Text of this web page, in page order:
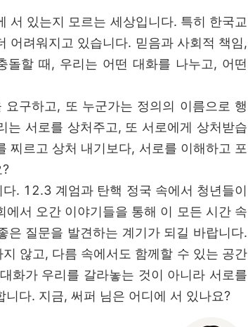
서 있는지 모르는 세상입니다. 특히 한국교
어려워지고 있습니다. 믿음과 사회적 책임,
돌할 때, 우리는 어떤 대화를 나누고, 어떤
구하고, 또 누군가는 정의의 이름으로 행
는 서로를 상처주고, 또 서로에게 상처받습
찌르고 상처 내기보다, 서로를 이해하고 포
. 12.3 계엄과 탄핵 정국 속에서 청년들이
서 오간 이야기들을 통해 이 모든 시간 속
은 질문을 발견하는 계기가 되길 바랍니다.
않고, 다름 속에서도 함께할 수 있는 공간
화가 우리를 갈라놓는 것이 아니라 서로를
다. 지금, 써퍼 님은 어디에 서 있나요?